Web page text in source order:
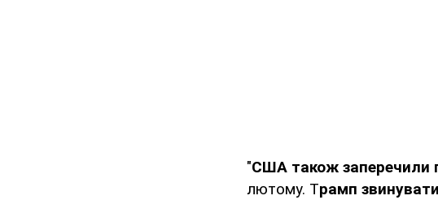
"США також заперечили
лютому. Трамп